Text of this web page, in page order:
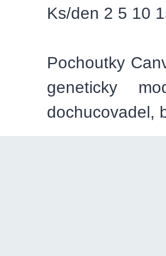
Ks/den 2 5 10
Pochoutky
geneticky
dochucovadel,